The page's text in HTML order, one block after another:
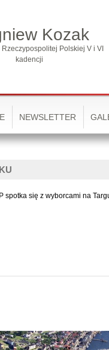
Kozak
Rzeczypospolitej Polskiej V i VI
kadencji
NEWSLETTER
spotka się z wyborcami na